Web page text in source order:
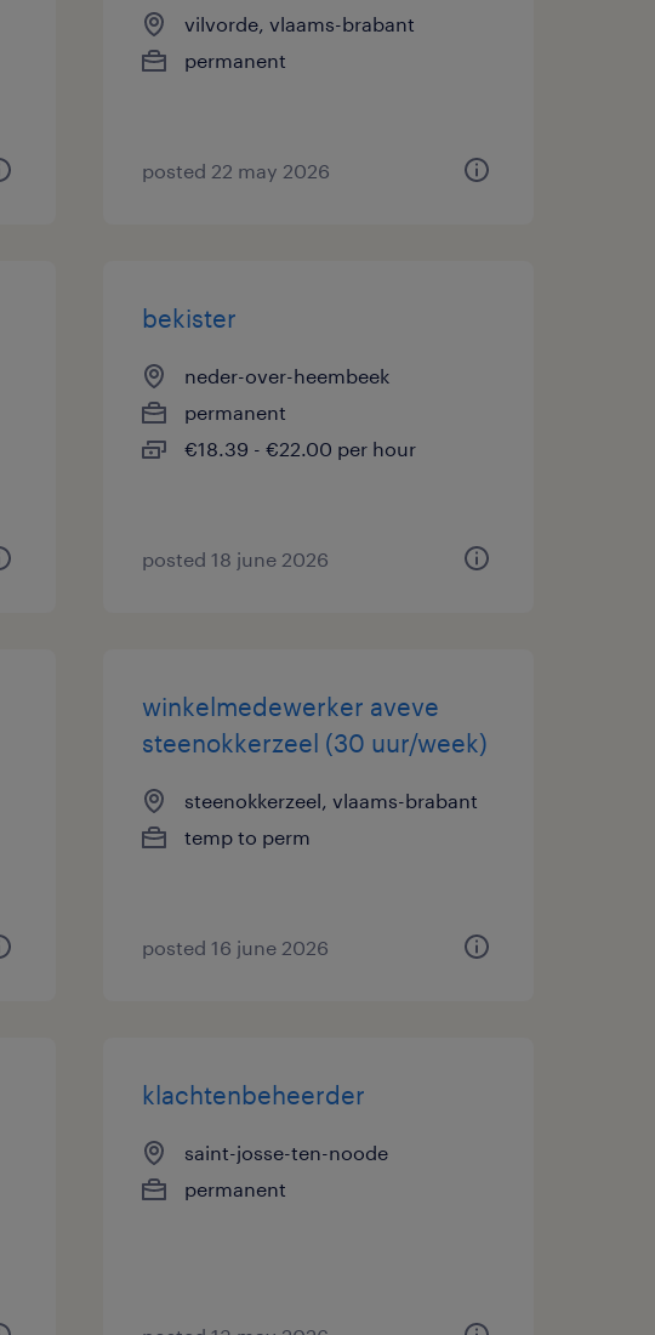
vilvorde, vlaams-brabant
permanent
posted 22 may 2026
bekister
neder-over-heembeek
permanent
€18.39 - €22.00 per hour
posted 18 june 2026
winkelmedewerker aveve
steenokkerzeel (30 uur/week)
steenokkerzeel, vlaams-brabant
temp to perm
posted 16 june 2026
klachtenbeheerder
saint-josse-ten-noode
permanent